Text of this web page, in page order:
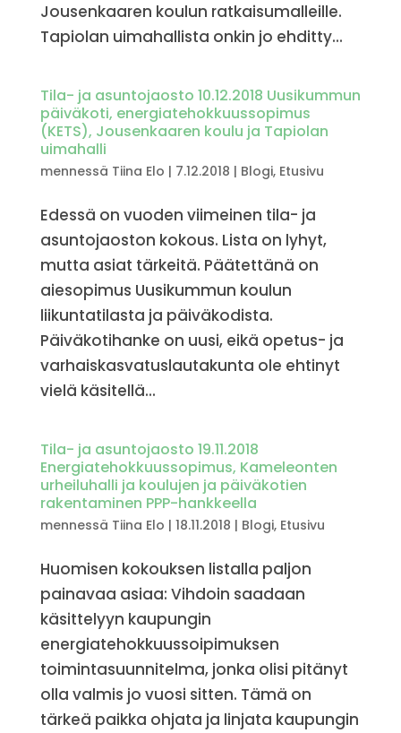
Jousenkaaren koulun ratkaisumalleille.
Tapiolan uimahallista onkin jo ehditty...
Tila- ja asuntojaosto 10.12.2018 Uusikummun
päiväkoti, energiatehokkuussopimus
(KETS), Jousenkaaren koulu ja Tapiolan
uimahalli
mennessä Tiina Elo | 7.12.2018 | Blogi, Etusivu
Edessä on vuoden viimeinen tila- ja
asuntojaoston kokous. Lista on lyhyt,
mutta asiat tärkeitä. Päätettänä on
aiesopimus Uusikummun koulun
liikuntatilasta ja päiväkodista.
Päiväkotihanke on uusi, eikä opetus- ja
varhaiskasvatuslautakunta ole ehtinyt
vielä käsitellä...
Tila- ja asuntojaosto 19.11.2018
Energiatehokkuussopimus, Kameleonten
urheiluhalli ja koulujen ja päiväkotien
rakentaminen PPP-hankkeella
mennessä Tiina Elo | 18.11.2018 | Blogi, Etusivu
Huomisen kokouksen listalla paljon
painavaa asiaa: Vihdoin saadaan
käsittelyyn kaupungin
energiatehokkuussoipimuksen
toimintasuunnitelma, jonka olisi pitänyt
olla valmis jo vuosi sitten. Tämä on
tärkeä paikka ohjata ja linjata kaupungin